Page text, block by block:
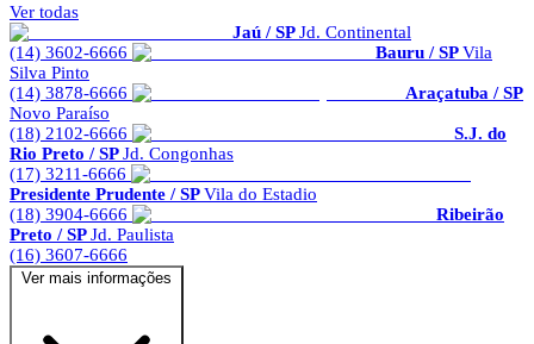
Ver todas
Jaú / SPJd. Continental
(14) 3602-6666
Bauru / SPVila
Silva Pinto
(14) 3878-6666
Araçatuba / SP
Novo Paraíso
(18) 2102-6666
S.J. do
Rio Preto / SPJd. Congonhas
(17) 3211-6666
Presidente Prudente / SPVila do Estadio
(18) 3904-6666
Ribeirão
Preto / SPJd. Paulista
(16) 3607-6666
Ver mais informações